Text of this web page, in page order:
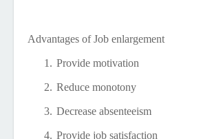
Advantages of Job enlargement
1. Provide motivation
2. Reduce monotony
3. Decrease absenteeism
4. Provide job satisfaction